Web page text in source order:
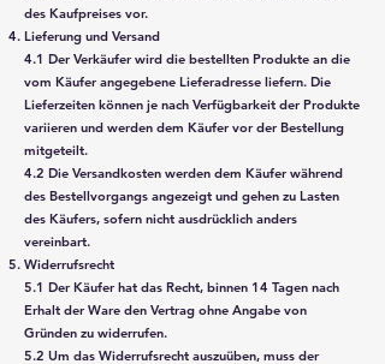
des Kaufpreises vor.
Lieferung und Versand
4.1 Der Verkäufer wird die bestellten Produkte an die
vom Käufer angegebene Lieferadresse liefern. Die
Lieferzeiten können je nach Verfügbarkeit der Produkte
variieren und werden dem Käufer vor der Bestellung
mitgeteilt.
4.2 Die Versandkosten werden dem Käufer während
des Bestellvorgangs angezeigt und gehen zu Lasten
des Käufers, sofern nicht ausdrücklich anders
vereinbart.
Widerrufsrecht
5.1 Der Käufer hat das Recht, binnen 14 Tagen nach
Erhalt der Ware den Vertrag ohne Angabe von
Gründen zu widerrufen.
5.2 Um das Widerrufsrecht auszuüben, muss der